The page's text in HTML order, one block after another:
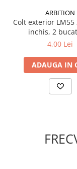
Dibluri pentru lemn
Dibluri pentru
Dibluri rosii SFX
Suruburi
Suruburi pentru
Suruburi pentru lemn
ARBITION
Colt exterior LM55
inchis, 2
4,00 Lei
ADAUGA IN